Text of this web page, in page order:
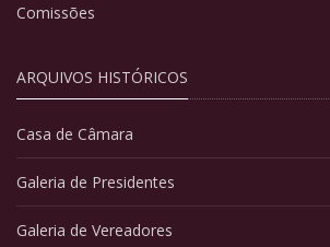
Comissões
ARQUIVOS HISTÓRICOS
Casa de Câmara
Galeria de Presidentes
Galeria de Vereadores